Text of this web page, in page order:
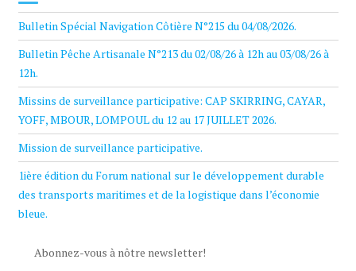
Bulletin Spécial Navigation Côtière N°215 du 04/08/2026.
Bulletin Pêche Artisanale N°213 du 02/08/26 à 12h au 03/08/26 à
12h.
Missins de surveillance participative: CAP SKIRRING, CAYAR,
YOFF, MBOUR, LOMPOUL du 12 au 17 JUILLET 2026.
Mission de surveillance participative.
1ière édition du Forum national sur le développement durable
des transports maritimes et de la logistique dans l’économie
bleue.
Abonnez-vous à nôtre newsletter!